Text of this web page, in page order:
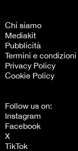
Chi siamo
Mediakit
Pubblicità
Termini e condizioni
Privacy Policy
Cookie Policy
Follow us on:
Instagram
Facebook
X
TikTok